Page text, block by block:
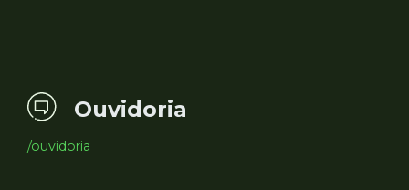
Ouvidoria
/ouvidoria